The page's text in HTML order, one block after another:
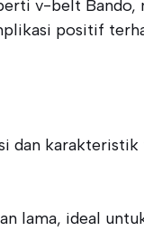
v-belt Bando,
positif
lama, ideal